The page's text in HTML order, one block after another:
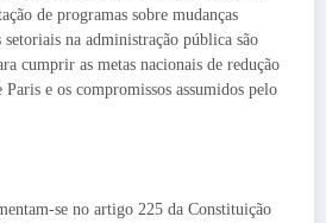
de programas sobre mudanças
na administração pública são
cumprir as metas nacionais de redução
e os compromissos assumidos pelo
se no artigo 225 da Constituição